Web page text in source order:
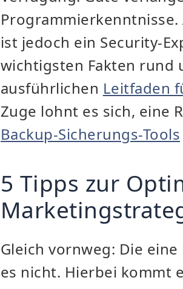
ist jedoch ein Security-
wichtigsten Fakten rund
ausführlichen Leitfaden
Zuge lohnt es sich, eine
Backup-Sicherungs-Tools
5 Tipps zur
Gleich vornweg: Die eine
es nicht. Hierbei kommt